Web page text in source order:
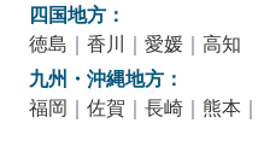
四国地方：
徳島 ｜ 香川 ｜ 愛媛｜ 高知
九州・沖縄地方：
福岡 ｜ 佐賀 ｜ 長崎｜ 熊本 ｜